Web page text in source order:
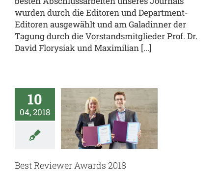
wurden durch die Editoren und Department-
Editoren ausgewählt und am Galadinner der
Tagung durch die Vorstandsmitglieder Prof. Dr.
David Florysiak und Maximilian [...]
10
04, 2018
2018
team.JUMS
Best Reviewer Awards 2018